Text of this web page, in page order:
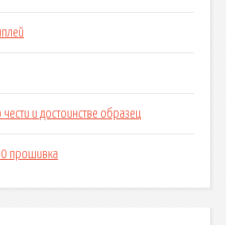
и достоинстве образец
прошивка